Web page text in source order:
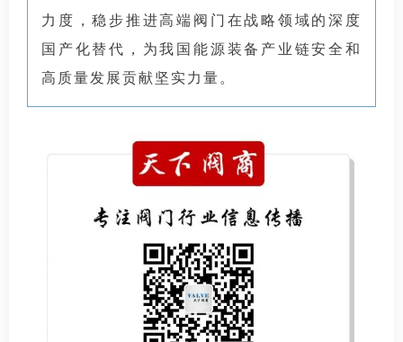
力度，稳步推进高端阀门在战略领域的深度
国产化替代，为我国能源装备产业链安全和
高质量发展贡献坚实力量。